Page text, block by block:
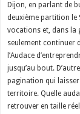
Dijon, en parlant de
deuxième partition le
vocations et, dans la
seulement continuer
l’Audace
jusqu’au bout.
pagination qui
territoire. Quelle
retrouver en taille